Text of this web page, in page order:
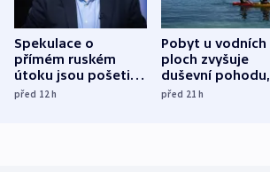
Spekulace o
přímém ruském
útoku jsou pošetilé,
míní estonský
před 12h
Pobyt u vodních
ploch zvyšuje
duševní pohodu,
ukázala
před 21h